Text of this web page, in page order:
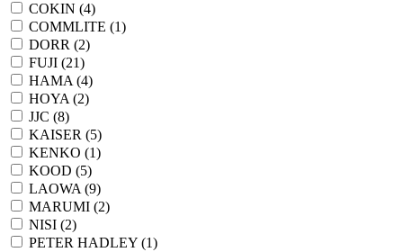
COKIN (4)
COMMLITE (1)
DORR (2)
FUJI (21)
HAMA(4)
HOYA(2)
JJC (8)
KAISER (5)
KENKO (1)
KOOD (5)
LAOWA(9)
MARUMI (2)
NISI (2)
PETER HADLEY (1)